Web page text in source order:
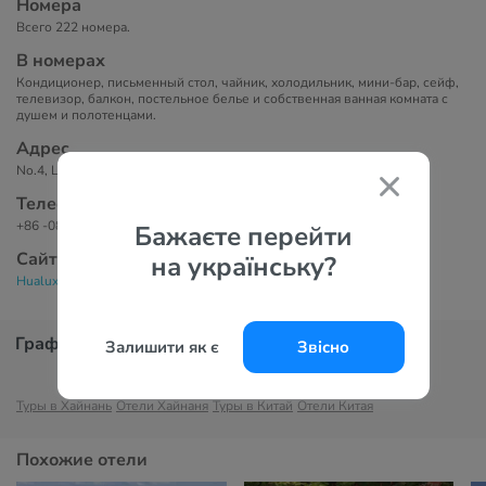
Бажаєте перейти
на українську?
Залишити як є Звісно
Номера
Всего 222 номера.
В номерах
Кондиционер, письменный стол, чайник, холодильник, мини-бар, сейф,
телевизор, балкон, постельное белье и собственная ванная комната с
душем и полотенцами.
Адрес
No.4, Longhai Road, Yalong Bay, Jiyang District, 572016 Санья, Китай.
Телефоны
+86 -0898 -31253888
Сайт
Hualuxe Sanya Yalong Bay Resort 5*
График цен
Туры в Хайнань Отели Хайнаня Туры в Китай Отели Китая
Похожие отели